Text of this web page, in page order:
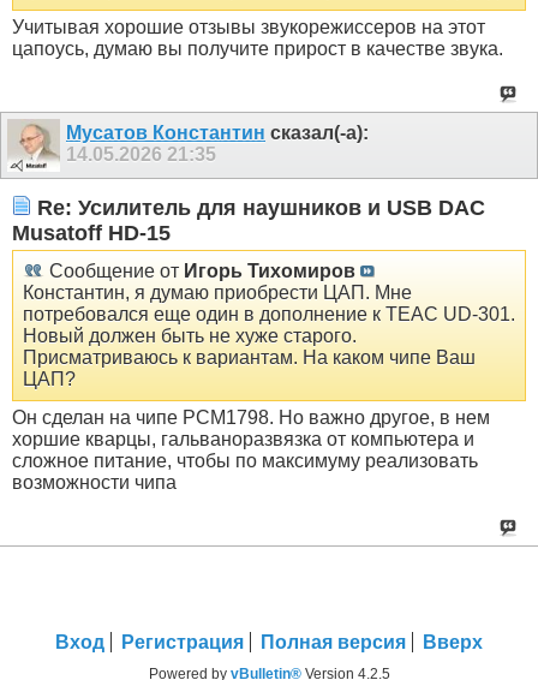
Учитывая хорошие отзывы звукорежиссеров на этот
цапоусь, думаю вы получите прирост в качестве звука.
Мусатов Константин сказал(-а):
14.05.2026 21:35
Re: Усилитель для наушников и USB DAC
Musatoff HD-15
Сообщение от Игорь Тихомиров
Константин, я думаю приобрести ЦАП. Мне
потребовался еще один в дополнение к TEAC UD-301.
Новый должен быть не хуже старого.
Присматриваюсь к вариантам. На каком чипе Ваш
ЦАП?
Он сделан на чипе РСМ1798. Но важно другое, в нем
хоршие кварцы, гальваноразвязка от компьютера и
сложное питание, чтобы по максимуму реализовать
возможности чипа
Вход Регистрация Полная версия Вверх
Powered by vBulletin®Version 4.2.5